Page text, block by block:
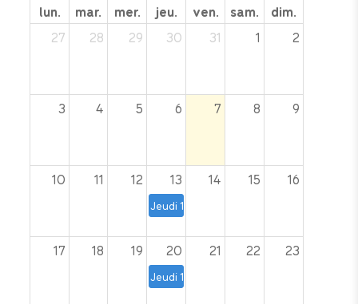
lun. mar. mer. jeu. ven. sam.
dim.
27
28 29 30 31 1 2
3 4 5 6 7 8 9
10 11 12 13
Jeudi 13, 20, 27 août, 3, 10 et 17
14 15 16
17 18 19 20
Jeudi 13, 20, 27 août, 3, 10 et 17
21 22 23